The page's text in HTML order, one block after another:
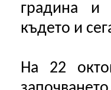
градина и
където и
На 22